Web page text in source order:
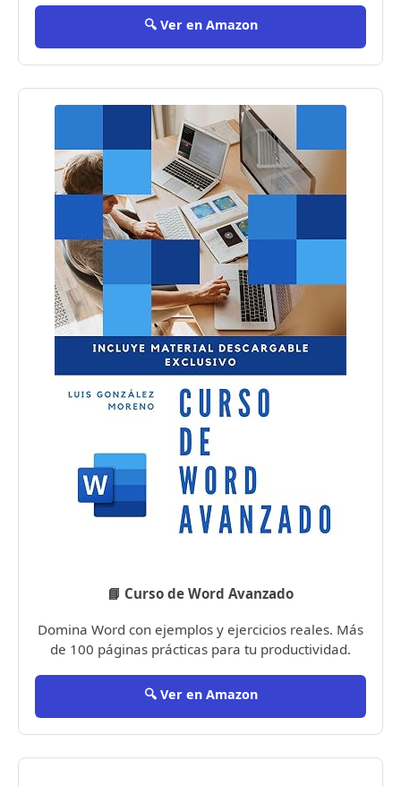
🔍 Ver en Amazon
📘 Curso de Word Avanzado
Domina Word con ejemplos y ejercicios reales. Más
de 100 páginas prácticas para tu productividad.
🔍 Ver en Amazon